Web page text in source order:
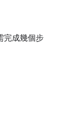
完成幾個步